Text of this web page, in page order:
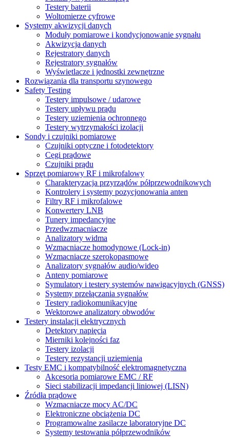
Testery baterii
Woltomierze cyfrowe
Systemy akwizycji danych
Moduły pomiarowe i kondycjonowanie sygnału
Akwizycja danych
Rejestratory danych
Rejestratory sygnałów
Wyświetlacze i jednostki zewnętrzne
Rozwiązania dla transportu szynowego
Safety Testing
Testery impulsowe / udarowe
Testery upływu prądu
Testery uziemienia ochronnego
Testery wytrzymałości izolacji
Sondy i czujniki pomiarowe
Czujniki optyczne i fotodetektory
Cęgi prądowe
Czujniki prądu
Sprzęt pomiarowy RF i mikrofalowy
Charakteryzacja przyrządów półprzewodnikowych
Kontrolery i systemy pozycjonowania anten
Filtry RF i mikrofalowe
Konwertery LNB
Tunery impedancyjne
Przedwzmacniacze
Analizatory widma
Wzmacniacze homodynowe (Lock‑in)
Wzmacniacze szerokopasmowe
Analizatory sygnałów audio/wideo
Anteny pomiarowe
Symulatory i testery systemów nawigacyjnych (GNSS)
Systemy przełączania sygnałów
Testery radiokomunikacyjne
Wektorowe analizatory obwodów
Testery instalacji elektrycznych
Detektory napięcia
Mierniki kolejności faz
Testery izolacji
Testery rezystancji uziemienia
Testy EMC i kompatybilność elektromagnetyczna
Akcesoria pomiarowe EMC / RF
Sieci stabilizacji impedancji liniowej (LISN)
Źródła prądowe
Wzmacniacze mocy AC/DC
Elektroniczne obciążenia DC
Programowalne zasilacze laboratoryjne DC
Systemy testowania półprzewodników